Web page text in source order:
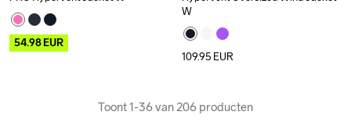
54.98EUR
W
109.95 EUR
Toont 1-36 van 206 producten